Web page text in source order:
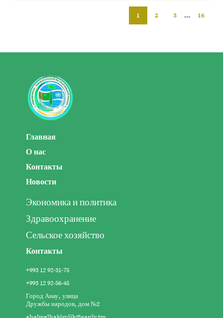
1 2 3 ... 16
Главная
О нас
Контакты
Новости
Экономика и политика
Здравоохранение
Сельское хозяйство
Контакты
+993 12 92-31-75
+993 12 92-56-45
Город Анау, улица
Дружбы народов, дом №2